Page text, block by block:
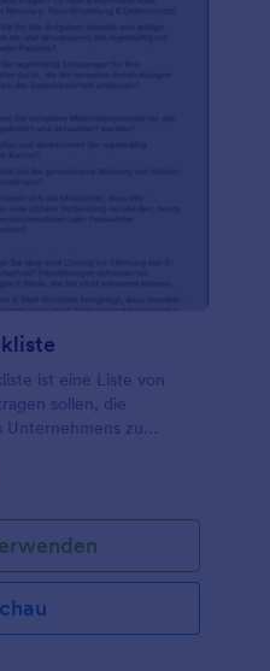
ist eine Liste von
sollen, die
Unternehmens zu
eines der ersten
Cybersecurity-
das Best-Practice-
Punkten enthält, die ein
um seine
vor